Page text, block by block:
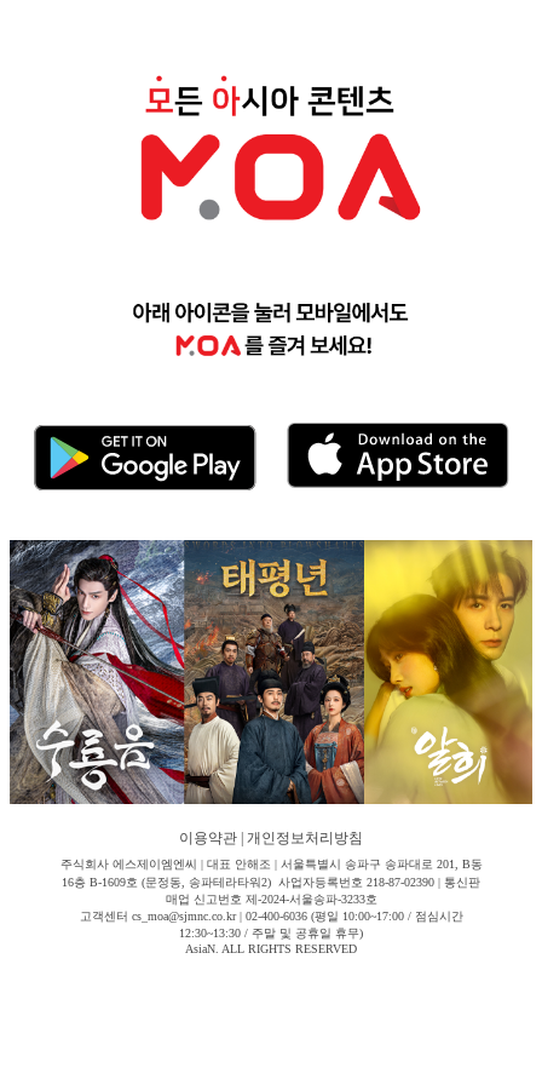
이용약관 개인정보처리방침
주식회사 에스제이엠엔씨 | 대표 안해조 | 서울특별시 송파구 송파대로 201, B동
16층 B-1609호 (문정동, 송파테라타워2) 사업자등록번호 218-87-02390 | 통신판
매업 신고번호 제-2024-서울송파-3233호
고객센터 cs_moa@sjmnc.co.kr | 02-400-6036 (평일 10:00~17:00 / 점심시간
12:30~13:30 / 주말 및 공휴일 휴무)
AsiaN. ALL RIGHTS RESERVED